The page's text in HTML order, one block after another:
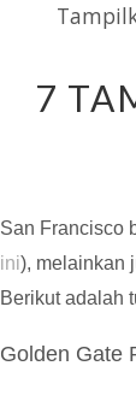
7
San Francisco
ini), melainkan
Berikut adalah
Golden Gate